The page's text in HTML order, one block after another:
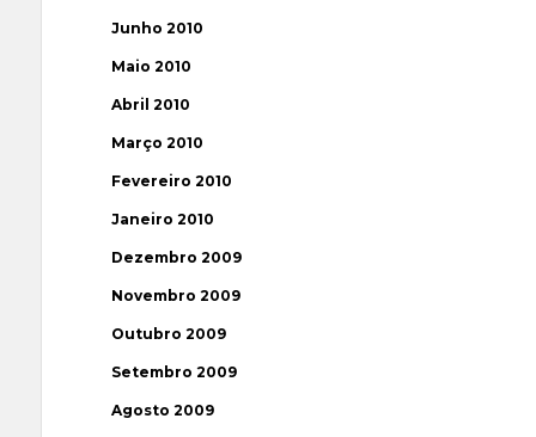
Junho 2010
Maio 2010
Abril 2010
Março 2010
Fevereiro 2010
Janeiro 2010
Dezembro 2009
Novembro 2009
Outubro 2009
Setembro 2009
Agosto 2009